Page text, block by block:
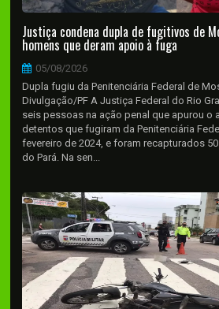
Justiça condena dupla de fugitivos de
homens que deram apoio à fuga
05/08/2026
Dupla fugiu da Penitenciária Federal de
Divulgação/PF A Justiça Federal do Rio
seis pessoas na ação penal que apurou
detentos que fugiram da Penitenciária
fevereiro de 2024, e foram recapturados
do Pará. Na sen...